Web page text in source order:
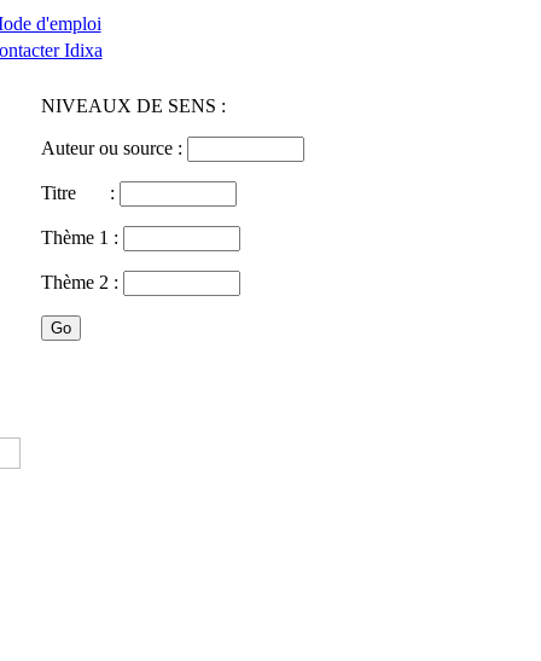
d'emploi
Idixa
NIVEAUX DE SENS :
Auteur ou source :
Titre :
Thème 1 :
Thème 2 :